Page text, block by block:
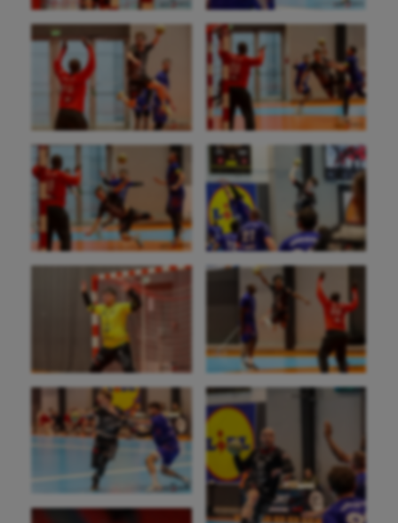
Fitness
Flag football
Football américain
Futsal
Golf
Gymnastique
Gymnastique rythmique
Haltérophilie
Handisport
Hippisme
Jeux Olympiques et Paralympiques
Kayak-polo
Korfbal
Longue paume
Moto